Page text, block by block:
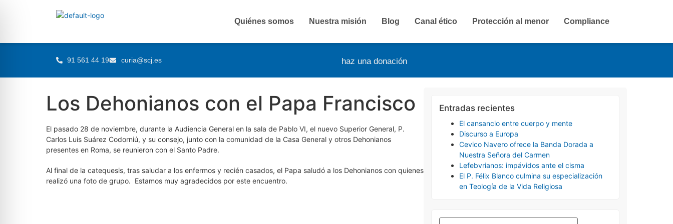
91 561 44 19 curia@scj.es haz una donación
Quiénes somos Nuestra misión Blog Canal ético Protección al menor Compliance
Los Dehonianos con el Papa Francisco
El pasado 28 de noviembre, durante la Audiencia General en la sala de Pablo VI, el nuevo Superior General, P.
Carlos Luis Suárez Codorniú, y su consejo, junto con la comunidad de la Casa General y otros Dehonianos
presentes en Roma, se reunieron con el Santo Padre.
Al final de la catequesis, tras saludar a los enfermos y recién casados, el Papa saludó a los Dehonianos con quienes
realizó una foto de grupo. Estamos muy agradecidos por este encuentro.
Entradas recientes
El cansancio entre cuerpo y mente
Discurso a Europa
Cevico Navero ofrece la Banda Dorada a
Nuestra Señora del Carmen
Lefebvrianos: impávidos ante el cisma
El P. Félix Blanco culmina su especialización
en Teología de la Vida Religiosa